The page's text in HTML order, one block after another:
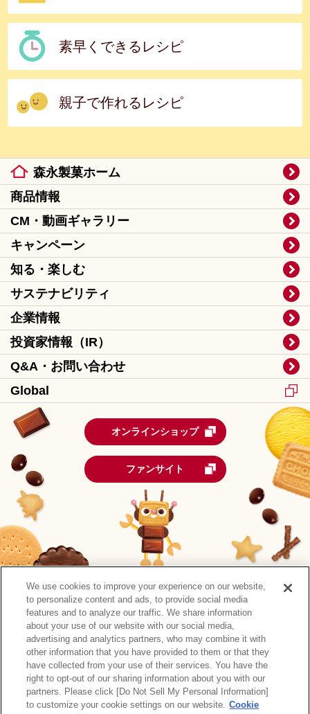
素早くできるレシピ
親子で作れるレシピ
森永製菓ホーム
商品情報
CM・動画ギャラリー
キャンペーン
知る・楽しむ
サステナビリティ
企業情報
投資家情報（IR）
Q&A・お問い合わせ
Global
オンラインショップ
ファンサイト
森永製菓公式アカウント一覧
サイトマップ RSSの配信について
プライバシーポリシー
ウェブアクセシビリティ
ご利用規約 リンク
We use cookies to improve your experience on our website,
to personalize content and ads, to provide social media
features and to analyze our traffic. We share information
about your use of our website with our social media,
advertising and analytics partners, who may combine it with
other information that you have provided to them or that they
have collected from your use of their services. You have the
right to opt-out of our sharing information about you with our
partners. Please click [Do Not Sell My Personal Information]
to customize your cookie settings on our website. Cookie